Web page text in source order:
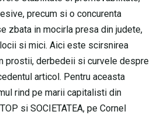
precum si o concurenta
zbata in mocirla presa din judete,
si mici. Aici este scirsnirea
prostii, derbedeii si curvele despre
articol. Pentru aceasta
rind pe marii capitalisti din
si SOCIETATEA, pe Cornel